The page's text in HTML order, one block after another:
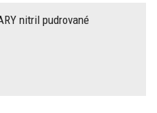
nitril pudrované